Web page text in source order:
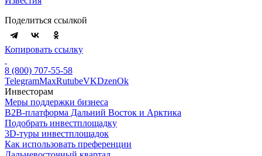
Поделиться ссылкой
Копировать ссылку
8 (800) 707-55-58
TelegramMaxRutubeVKDzenOk
Инвесторам
Меры поддержки бизнеса
B2B-платформа Дальний Восток и Арктика
Подобрать инвестплощадку
3D-туры инвестплощадок
Как использовать преференции